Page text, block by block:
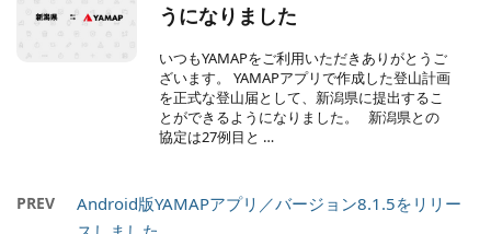
うになりました
いつもYAMAPをご利用いただきありがとうご
ざいます。 YAMAPアプリで作成した登山計画
を正式な登山届として、新潟県に提出するこ
とができるようになりました。 新潟県との
協定は27例目と …
PREV
Android版YAMAPアプリ／バージョン8.1.5をリリー